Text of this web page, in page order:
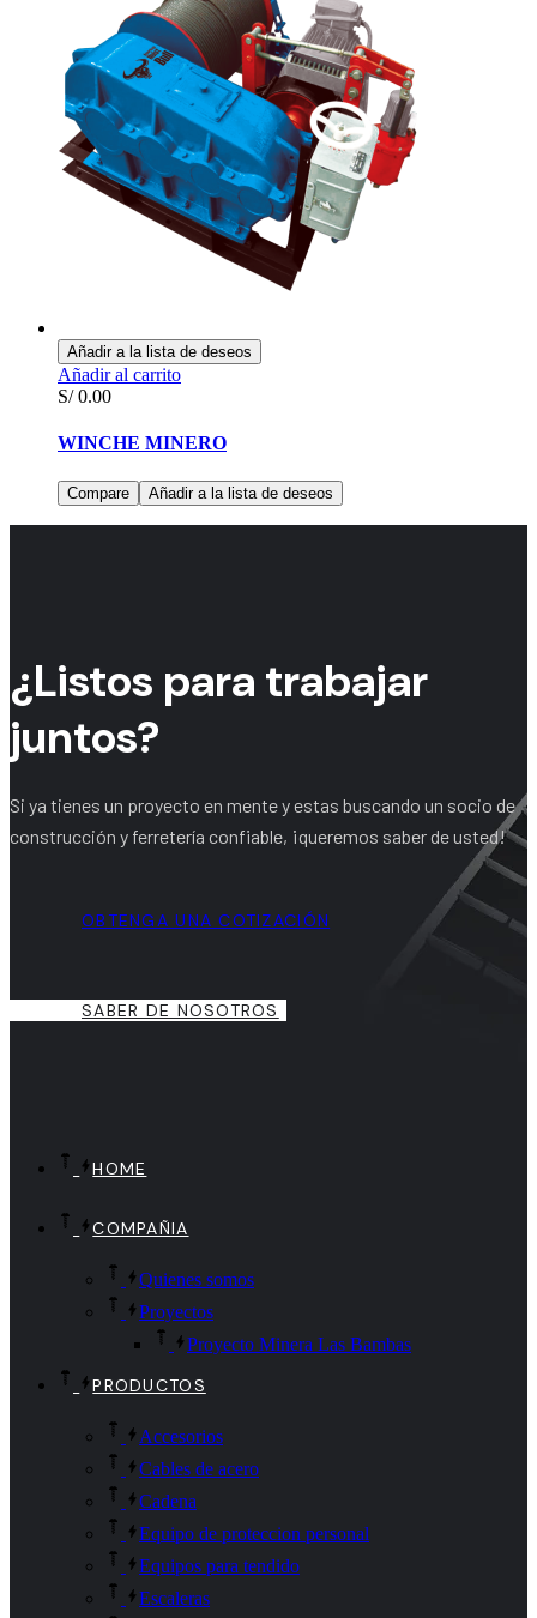
Añadir a la lista de deseos
Añadir al carrito
S/0.00
WINCHE MINERO
Compare Añadir a la lista de deseos
¿Listos para trabajar
juntos?
Si ya tienes un proyecto en mente y estas buscando un socio de
construcción y ferretería confiable, ¡queremos saber de usted!
OBTENGA UNA COTIZACIÓN
SABER DE NOSOTROS
HOME
COMPAÑIA
Quienes somos
Proyectos
Proyecto Minera Las Bambas
PRODUCTOS
Accesorios
Cables de acero
Cadena
Equipo de proteccion personal
Equipos para tendido
Escaleras